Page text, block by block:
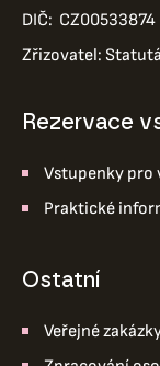
DIČ: CZ00533874
Zřizovatel:
Rezervace
Vstupenky pro
Praktické
ostatní
Veřejné